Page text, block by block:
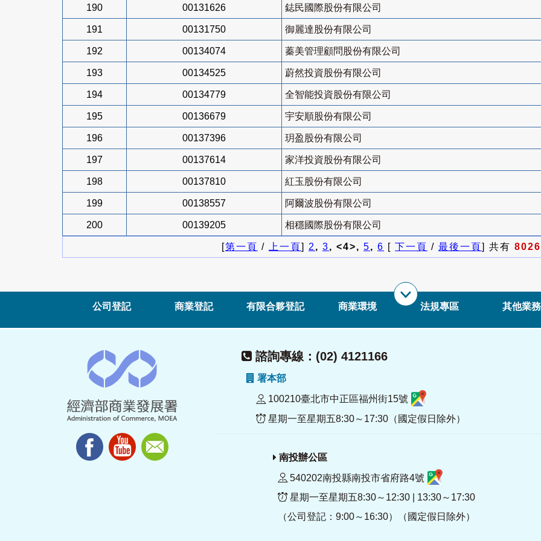
190 00131626 鋕民國際股份有限公司
191 00131750 御麗達股份有限公司
192 00134074 蓁美管理顧問股份有限公司
193 00134525 蔚然投資股份有限公司
194 00134779 全智能投資股份有限公司
195 00136679 宇安順股份有限公司
196 00137396 玥盈股份有限公司
197 00137614 家洋投資股份有限公司
198 00137810 紅玉股份有限公司
199 00138557 阿爾波股份有限公司
200 00139205 相穩國際股份有限公司
[第一頁 / 上一頁] 2, 3, <4>, 5, 6 [ 下一頁 / 最後一頁] 共有 8026
公司登記 商業登記 有限合夥登記 商業環境 法規專區 其他業務
諮詢專線：(02) 4121166
署本部
100210臺北市中正區福州街15號
星期一至星期五8:30～17:30（國定假日除外）
南投辦公區
540202南投縣南投市省府路4號
星期一至星期五8:30～12:30 | 13:30～17:30
（公司登記：9:00～16:30）（國定假日除外）